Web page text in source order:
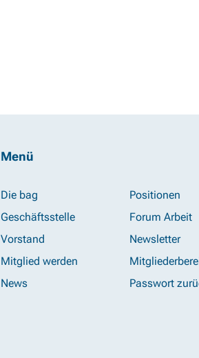
Menü
Die bag
Geschäftsstelle
Vorstand
Mitglied werden
News
Positionen
Forum Arbeit
Newsletter
Passwort